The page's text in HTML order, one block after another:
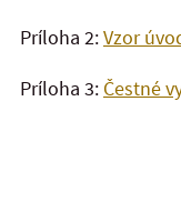
Príloha 2:Vzor
Príloha 3: Čestné